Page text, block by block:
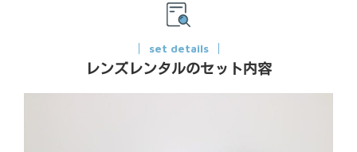
set details
レンズレンタルのセット内容